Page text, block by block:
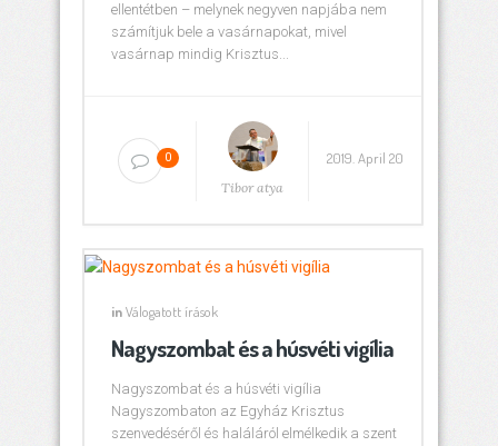
ellentétben – melynek negyven napjába nem
számítjuk bele a vasárnapokat, mivel
vasárnap mindig Krisztus...
0
Tibor atya
2019. April 20
inVálogatott írások
Nagyszombat és a húsvéti vigília
Nagyszombat és a húsvéti vigília
Nagyszombaton az Egyház Krisztus
szenvedéséről és haláláról elmélkedik a szent